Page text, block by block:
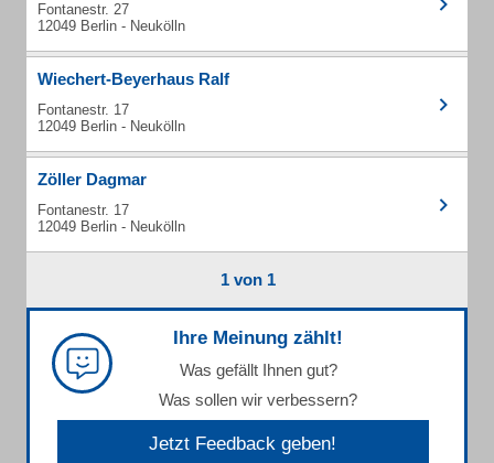
Fontanestr. 27
12049 Berlin - Neukölln
Wiechert-Beyerhaus Ralf
Fontanestr. 17
12049 Berlin - Neukölln
Zöller Dagmar
Fontanestr. 17
12049 Berlin - Neukölln
1 von 1
Ihre Meinung zählt!
Was gefällt Ihnen gut?
Was sollen wir verbessern?
Jetzt Feedback geben!